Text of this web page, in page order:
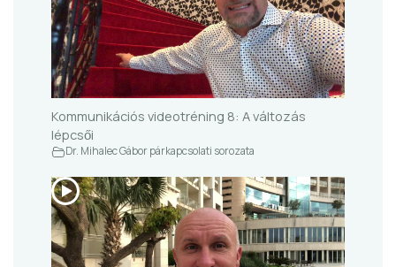
Kommunikációs videotréning 8: A változás
lépcsői
Dr. Mihalec Gábor párkapcsolati sorozata